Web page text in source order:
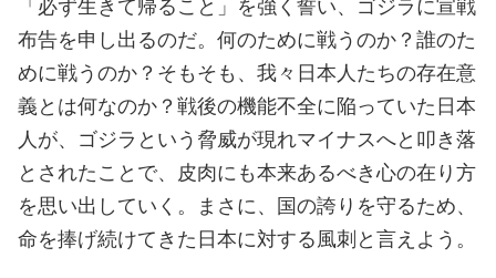
「必ず生きて帰ること」を強く誓い、ゴジラに宣戦
布告を申し出るのだ。何のために戦うのか？誰のた
めに戦うのか？そもそも、我々日本人たちの存在意
義とは何なのか？戦後の機能不全に陥っていた日本
人が、ゴジラという脅威が現れマイナスへと叩き落
とされたことで、皮肉にも本来あるべき心の在り方
を思い出していく。まさに、国の誇りを守るため、
命を捧げ続けてきた日本に対する風刺と言えよう。